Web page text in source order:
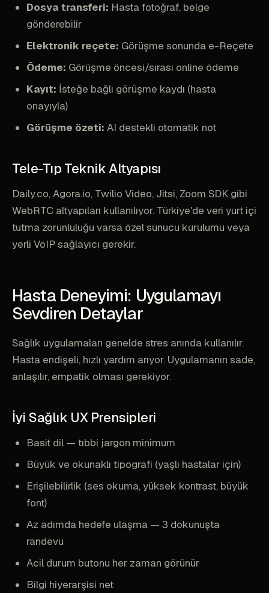
Dosya transferi: Hasta fotoğraf, belge
gönderebilir
Elektronik reçete: Görüşme sonunda e-Reçete
Ödeme: Görüşme öncesi/sırası online ödeme
Kayıt: İsteğe bağlı görüşme kaydı (hasta
onayıyla)
Görüşme özeti: AI destekli otomatik not
Tele-Tıp Teknik Altyapısı
Daily.co, Agora.io, Twilio Video, Jitsi, Zoom SDK gibi
WebRTC altyapıları kullanılıyor. Türkiye'de veri yurt içi
tutma zorunluluğu varsa özel sunucu kurulumu veya
yerli VoIP sağlayıcı gerekir.
Hasta Deneyimi: Uygulamayı
Sevdiren Detaylar
Sağlık uygulamaları genelde stres anında kullanılır.
Hasta endişeli, hızlı yardım arıyor. Uygulamanın sade,
anlaşılır, empatik olması gerekiyor.
İyi Sağlık UX Prensipleri
Basit dil — tıbbi jargon minimum
Büyük ve okunaklı tipografi (yaşlı hastalar için)
Erişilebilirlik (ses okuma, yüksek kontrast, büyük
font)
Az adımda hedefe ulaşma — 3 dokunuşta
randevu
Acil durum butonu her zaman görünür
Bilgi hiyerarşisi net